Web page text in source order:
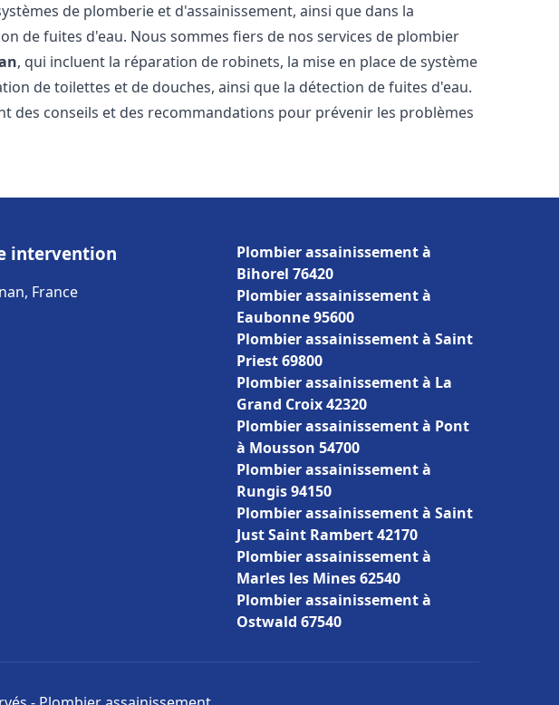
de plomberie et d'assainissement, ainsi que dans la
de fuites d'eau. Nous sommes fiers de nos services de plombier
, qui incluent la réparation de robinets, la mise en place de système
de toilettes et de douches, ainsi que la détection de fuites d'eau.
des conseils et des recommandations pour prévenir les problèmes
intervention
France
Plombier assainissement à
Bihorel 76420
Plombier assainissement à
Eaubonne 95600
Plombier assainissement à Saint
Priest 69800
Plombier assainissement à La
Grand Croix 42320
Plombier assainissement à Pont
à Mousson 54700
Plombier assainissement à
Rungis 94150
Plombier assainissement à Saint
Just Saint Rambert 42170
Plombier assainissement à
Marles les Mines 62540
Plombier assainissement à
Ostwald 67540